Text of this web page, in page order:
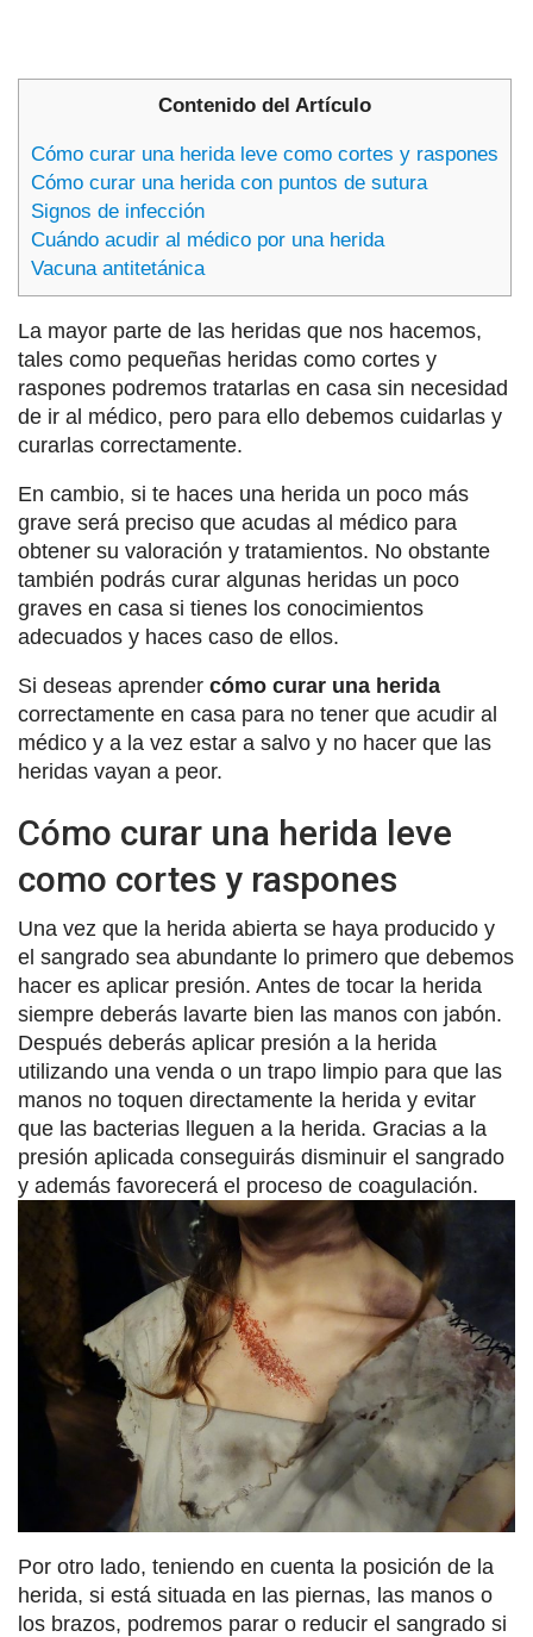
Contenido del Artículo
Cómo curar una herida leve como cortes y raspones
Cómo curar una herida con puntos de sutura
Signos de infección
Cuándo acudir al médico por una herida
Vacuna antitetánica
La mayor parte de las heridas que nos hacemos,
tales como pequeñas heridas como cortes y
raspones podremos tratarlas en casa sin necesidad
de ir al médico, pero para ello debemos cuidarlas y
curarlas correctamente.
En cambio, si te haces una herida un poco más
grave será preciso que acudas al médico para
obtener su valoración y tratamientos. No obstante
también podrás curar algunas heridas un poco
graves en casa si tienes los conocimientos
adecuados y haces caso de ellos.
Si deseas aprender cómo curar una herida
correctamente en casa para no tener que acudir al
médico y a la vez estar a salvo y no hacer que las
heridas vayan a peor.
Cómo curar una herida leve
como cortes y raspones
Una vez que la herida abierta se haya producido y
el sangrado sea abundante lo primero que debemos
hacer es aplicar presión. Antes de tocar la herida
siempre deberás lavarte bien las manos con jabón.
Después deberás aplicar presión a la herida
utilizando una venda o un trapo limpio para que las
manos no toquen directamente la herida y evitar
que las bacterias lleguen a la herida. Gracias a la
presión aplicada conseguirás disminuir el sangrado
y además favorecerá el proceso de coagulación.
Por otro lado, teniendo en cuenta la posición de la
herida, si está situada en las piernas, las manos o
los brazos, podremos parar o reducir el sangrado si